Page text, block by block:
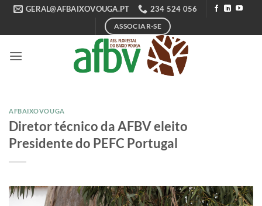
Skip
content
GERAL@AFBAIXOVOUGA.PT 234 524 056
ASSOCIAR-SE
AFBAIXOVOUGA
Diretor técnico da AFBV eleito
Presidente do PEFC Portugal